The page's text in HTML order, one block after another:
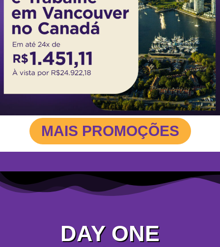
MAIS PROMOÇÕES
DAY ONE